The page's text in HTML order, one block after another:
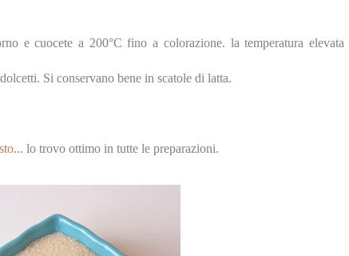
e cuocete a 200°C fino a colorazione. la temperatura elevata
Si conservano bene in scatole di latta.
... lo trovo ottimo in tutte le preparazioni.